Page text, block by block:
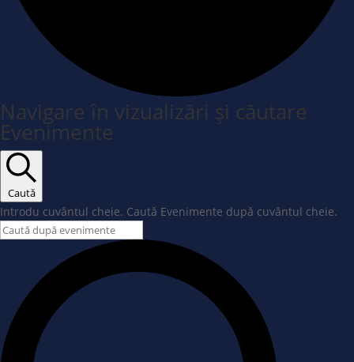
Navigare în vizualizări și căutare
Evenimente
Caută
Introdu cuvântul cheie. Caută Evenimente după cuvântul cheie.